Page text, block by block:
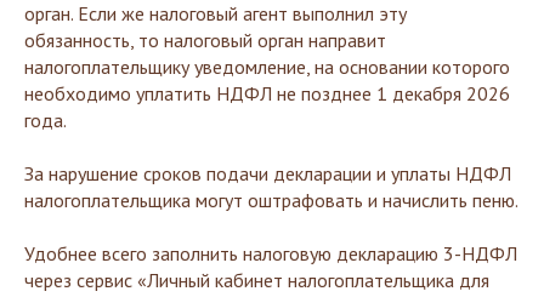
орган. Если же налоговый агент выполнил эту
обязанность, то налоговый орган направит
налогоплательщику уведомление, на основании которого
необходимо уплатить НДФЛ не позднее 1 декабря 2026
года.
За нарушение сроков подачи декларации и уплаты НДФЛ
налогоплательщика могут оштрафовать и начислить пеню.
Удобнее всего заполнить налоговую декларацию 3-НДФЛ
через сервис «Личный кабинет налогоплательщика для